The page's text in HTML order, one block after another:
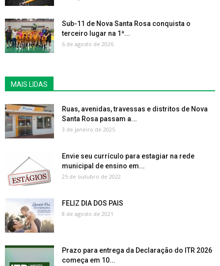
Sub-11 de Nova Santa Rosa conquista o
terceiro lugar na 1ª...
6 de agosto de 2026
MAIS LIDAS
Ruas, avenidas, travessas e distritos de Nova
Santa Rosa passam a...
3 de janeiro de 2025
Envie seu currículo para estagiar na rede
municipal de ensino em...
25 de outubro de 2022
FELIZ DIA DOS PAIS
8 de agosto de 2021
Prazo para entrega da Declaração do ITR 2026
começa em 10...